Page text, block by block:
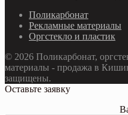
Поликарбонат
Рекламные материалы
Оргстекло и пластик
© 2026 Поликарбонат,
материалы - продажа в
защищены.
Оставьте заявку